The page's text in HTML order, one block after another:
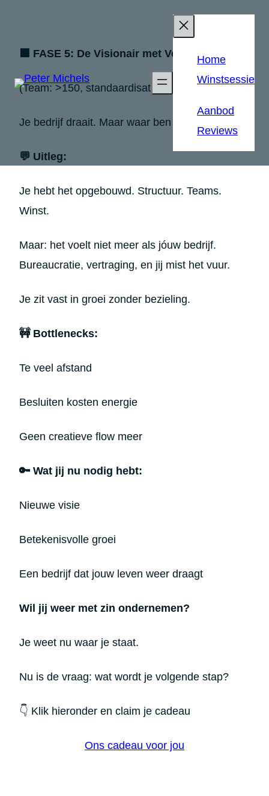
Home
Winstsessie
Aanbod
Reviews
🟩 FASE 5: De Visionair met Vertraging
(Team: >150, standaardisatie)
Je bedrijf draait. Maar waar ben jij gebleven?
💬 Uitleg:
Je hebt het opgebouwd. Structuur. Teams.
Winst.
Maar: het voelt niet meer als jóuw bedrijf.
Bureaucratie, vertraging, en jij mist het vuur.
Je zit vast in groei zonder bezieling.
🚧 Bottlenecks:
Te veel afstand
Besluiten kosten energie
Geen creatieve flow meer
🔑 Wat jij nu nodig hebt:
Nieuwe visie
Betekenisvolle groei
Een bedrijf dat jouw leven weer draagt
Wil jij weer met zin ondernemen?
Je weet nu waar je staat.
Nu is de vraag: wat wordt je volgende stap?
👇 Klik hieronder en claim je cadeau
Ons cadeau voor jou